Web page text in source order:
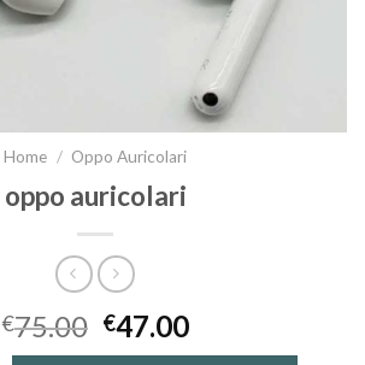
Home / Oppo Auricolari
oppo auricolari
€75.00 €47.00